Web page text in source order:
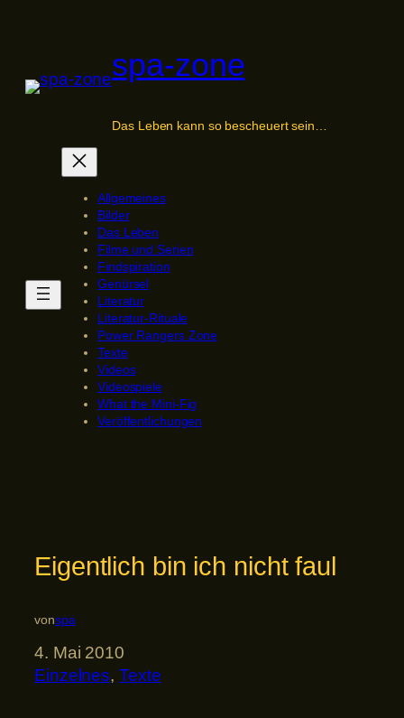
spa-zone
Das Leben kann so bescheuert sein…
Allgemeines
Bilder
Das Leben
Filme und Serien
Findspiration
Genürsel
Literatur
Literatur-Rituale
Power Rangers Zone
Texte
Videos
Videospiele
What the Mini-Fig
Veröffentlichungen
Eigentlich bin ich nicht faul
vonspa
4. Mai 2010
Einzelnes, Texte